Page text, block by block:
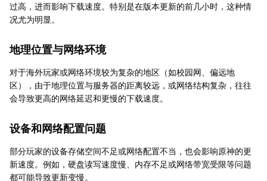
过高，进而影响下载速度。特别是在版本更新的前几小时，这种情
况尤为明显。
地理位置与网络环境
对于海外玩家或网络环境较为复杂的地区（如校园网、偏远地
区），由于地理位置与服务器的距离较远，或网络结构复杂，往往
会导致更高的网络延迟和更慢的下载速度。
设备和网络配置问题
部分玩家的设备存储空间不足或网络配置不当，也会影响原神的更
新速度。例如，硬盘读写速度慢、内存不足或网络带宽受限等问题
都可能导致更新变慢。